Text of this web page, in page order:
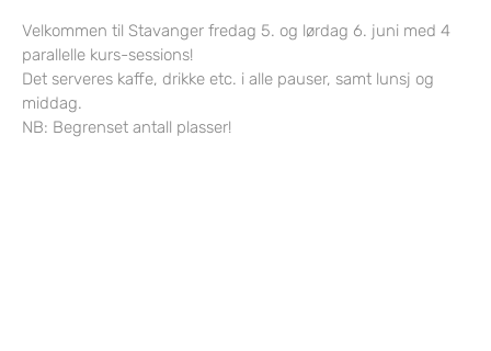
Velkommen til Stavanger fredag 5. og lørdag 6. juni med 4
parallelle kurs-sessions!
Det serveres kaffe, drikke etc. i alle pauser, samt lunsj og
middag.
NB: Begrenset antall plasser!